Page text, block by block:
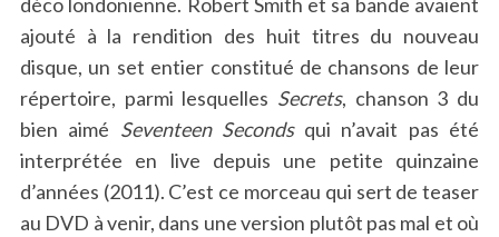
ajouté à la rendition des huit titres du nouveau
disque, un set entier constitué de chansons de leur
répertoire, parmi lesquelles Secrets, chanson 3 du
bien aimé Seventeen Secondsqui n’avait pas été
interprétée en live depuis une petite quinzaine
d’années (2011). C’est ce morceau qui sert de teaser
au DVD à venir, dans une version plutôt pas mal et où